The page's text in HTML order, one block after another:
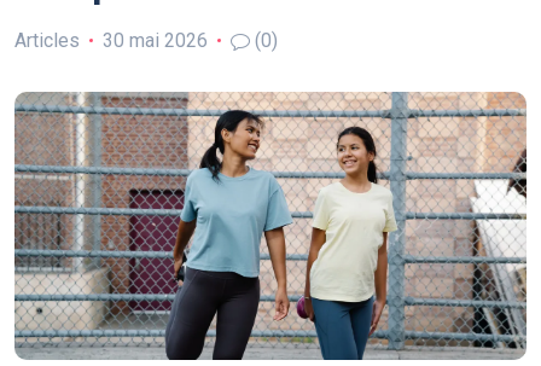
Articles 30 mai 2026 (0)